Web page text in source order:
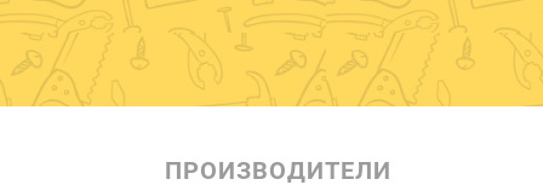
ПРОИЗВОДИТЕЛИ